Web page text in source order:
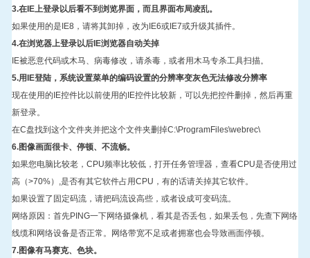
3.在IE上登录以后看不到浏览界面，而且界面布局凌乱。
如果使用的是IE8 ，请将其卸掉，改为IE6或IE7或升级其插件。
4.在浏览器上登录以后IE浏览器自动关掉
IE被恶意代码或木马、病毒修改，请杀毒，或者用木马专杀工具扫描。
5.用IE登陆，系统设置菜单的编码设置的分辨率变灰色无法修改分辨率
现在使用的IE控件比以前使用的IE控件比较新，可以先把控件删掉，然后再重
新登录。
在C盘找到这个文件夹并把这个文件夹删掉C:\ProgramFiles\webrec\
6.图像画面很卡、停顿、不流畅。
如果您电脑比较老， CPU频率比较低，打开任务管理器，查看CPU是否使用过
高（>70%） 是否有其它软件占用CPU ，有的话请关掉其它软件。
如果设置了固定码流，请把码流设高些，或者设成可变码流。
网络原因：首先PING一下网络摄像机，看其是否丢包，如果丢包，先查下网络
线缆和网络设备是否正常。网络带宽不足或者拥塞也会导致画面停顿。
7.图像有马赛克、色块。